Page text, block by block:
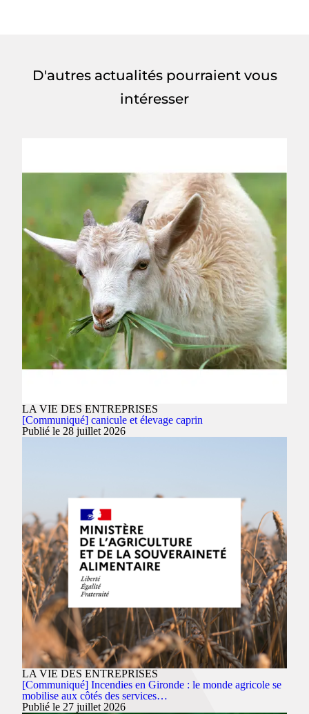
D'autres actualités pourraient vous
intéresser
LA VIE DES ENTREPRISES
[Communiqué] canicule et élevage caprin
Publié le 28 juillet 2026
LA VIE DES ENTREPRISES
[Communiqué] Incendies en Gironde : le monde agricole se
mobilise aux côtés des services…
Publié le 27 juillet 2026